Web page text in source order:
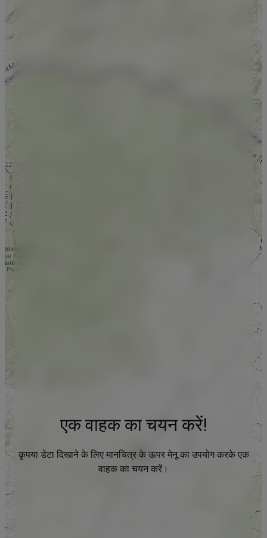
एक वाहक का चयन करें!
कृपया डेटा दिखाने के लिए मानचित्र के ऊपर मेनू का उपयोग करके एक
वाहक का चयन करें।